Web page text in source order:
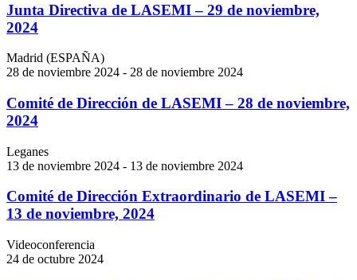
Junta Directiva de LASEMI – 29 de noviembre,
2024
Madrid (ESPAÑA)
28 de noviembre 2024 - 28 de noviembre 2024
Comité de Dirección de LASEMI – 28 de noviembre,
2024
Leganes
13 de noviembre 2024 - 13 de noviembre 2024
Comité de Dirección Extraordinario de LASEMI –
13 de noviembre, 2024
Videoconferencia
24 de octubre 2024